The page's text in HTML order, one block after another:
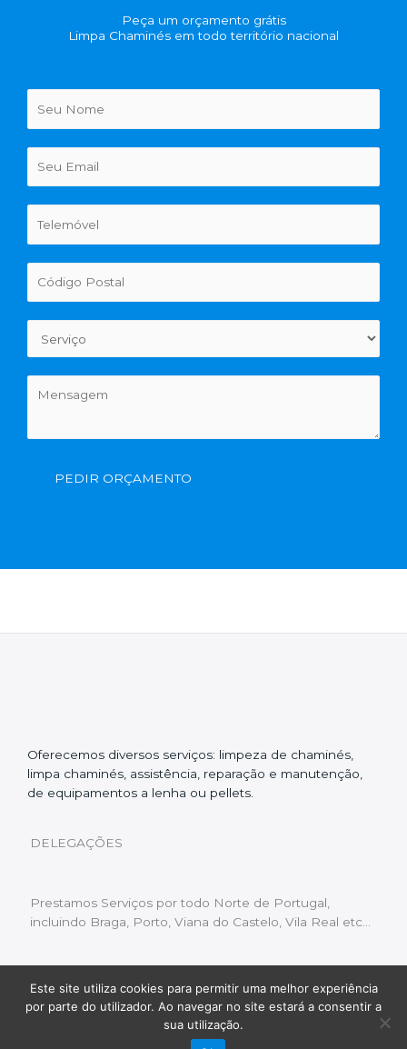
Peça um orçamento grátis
Limpa Chaminés em todo território nacional
PEDIR ORÇAMENTO
Oferecemos diversos serviços: limpeza de chaminés,
limpa chaminés, assistência, reparação e manutenção,
de equipamentos a lenha ou pellets.
DELEGAÇÕES
Prestamos Serviços por todo Norte de Portugal,
incluindo Braga, Porto, Viana do Castelo, Vila Real etc…
Livro de Reclamações | Política de Privacidade
Copyright © 2022 Limpeza Chaminés | Desenvolvido
Fluxo Digital – a inovar a web
Este site utiliza cookies para permitir uma melhor experiência
por parte do utilizador. Ao navegar no site estará a consentir a
sua utilização.